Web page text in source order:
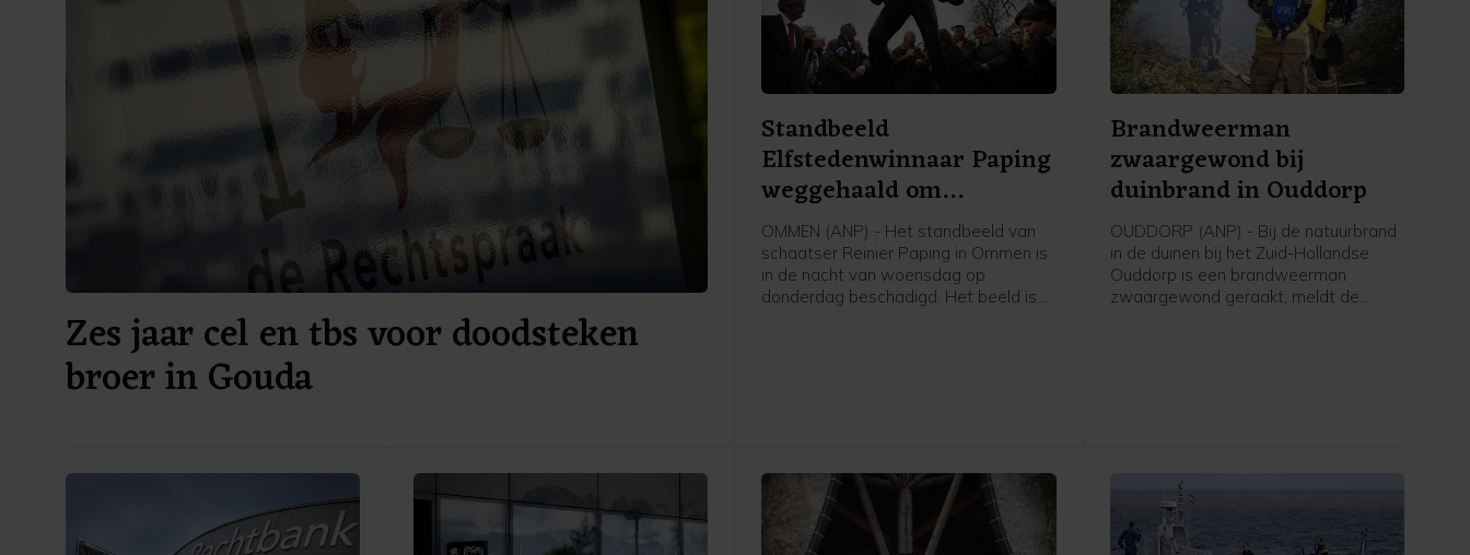
Zes jaar cel en tbs voor doodsteken
broer in Gouda
Standbeeld
Elfstedenwinnaar Paping
weggehaald om
beschadigingen
OMMEN (ANP) - Het standbeeld van
schaatser Reinier Paping in Ommen is
in de nacht van woensdag op
donderdag beschadigd. Het beeld is
Brandweerman
zwaargewond bij
duinbrand in Ouddorp
OUDDORP (ANP) - Bij de natuurbrand
in de duinen bij het Zuid-Hollandse
Ouddorp is een brandweerman
zwaargewond geraakt, meldt de